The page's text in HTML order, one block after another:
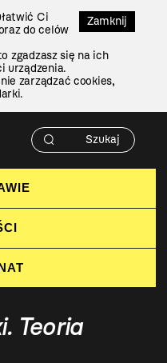
Zamknij
Ci
do celów
zgadzasz się na ich
urządzenia.
zarządzać cookies,
Teoria